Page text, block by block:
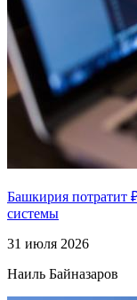
Башкирия потратит
системы
31 июля 2026
Наиль Байназаров